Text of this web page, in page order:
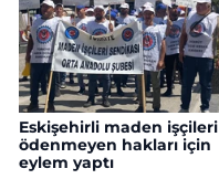
Eskişehirli maden işçileri
ödenmeyen hakları için
eylem yaptı